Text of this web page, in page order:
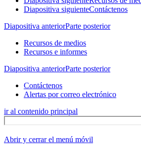
Diapositiva siguienteContáctenos
Diapositiva anteriorParte posterior
Recursos de medios
Recursos e informes
Diapositiva anteriorParte posterior
Contáctenos
Alertas por correo electrónico
ir al contenido principal
Abrir y cerrar el menú móvil